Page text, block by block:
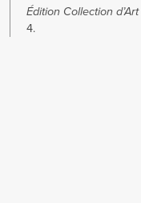
Édition Collection d’Art
4.